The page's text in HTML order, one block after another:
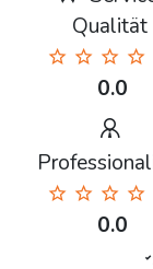
Qualität
0.0
0.0